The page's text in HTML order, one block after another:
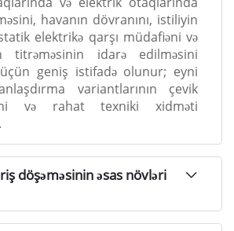
havanın dövranını, istiliyin
statik elektrikə qarşı müdafiəni və
titrəməsinin idarə edilməsini
geniş istifadə olunur; eyni
variantlarının çevik
və rahat texniki xidməti
döşəməsinin əsas növləri